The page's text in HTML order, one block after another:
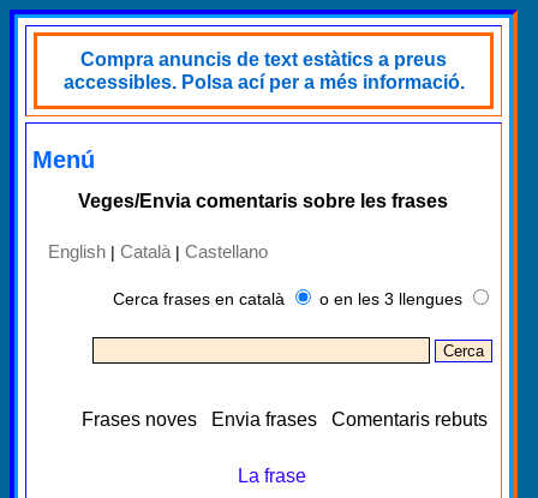
Compra anuncis de text estàtics a preus
accessibles. Polsa ací per a més informació.
Menú
Veges/Envia comentaris sobre les frases
English | Català | Castellano
Cerca frases en català o en les 3 llengues
Frases noves Envia frases Comentaris rebuts
La frase